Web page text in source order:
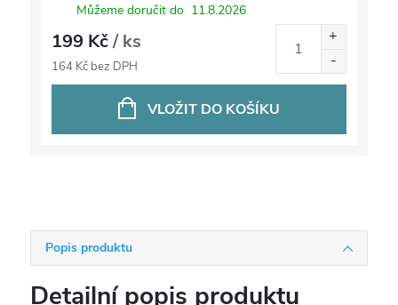
Můžeme doručit do 11.8.2026
199 Kč/ ks
164 Kč bez DPH
VLOŽIT DO KOŠÍKU
Popis produktu
Detailní popis produktu